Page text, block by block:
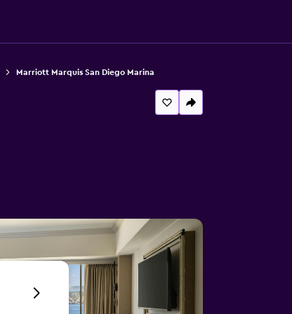
Marriott Marquis San Diego Marina